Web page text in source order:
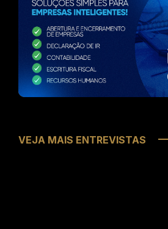
VEJA MAIS ENTREVISTAS